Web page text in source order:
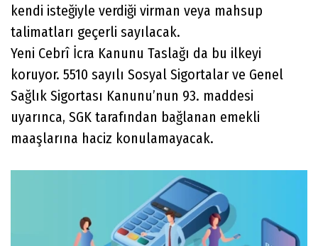
kendi isteğiyle verdiği virman veya mahsup
talimatları geçerli sayılacak.
Yeni Cebrî İcra Kanunu Taslağı da bu ilkeyi
koruyor. 5510 sayılı Sosyal Sigortalar ve Genel
Sağlık Sigortası Kanunu’nun 93. maddesi
uyarınca, SGK tarafından bağlanan emekli
maaşlarına haciz konulamayacak.